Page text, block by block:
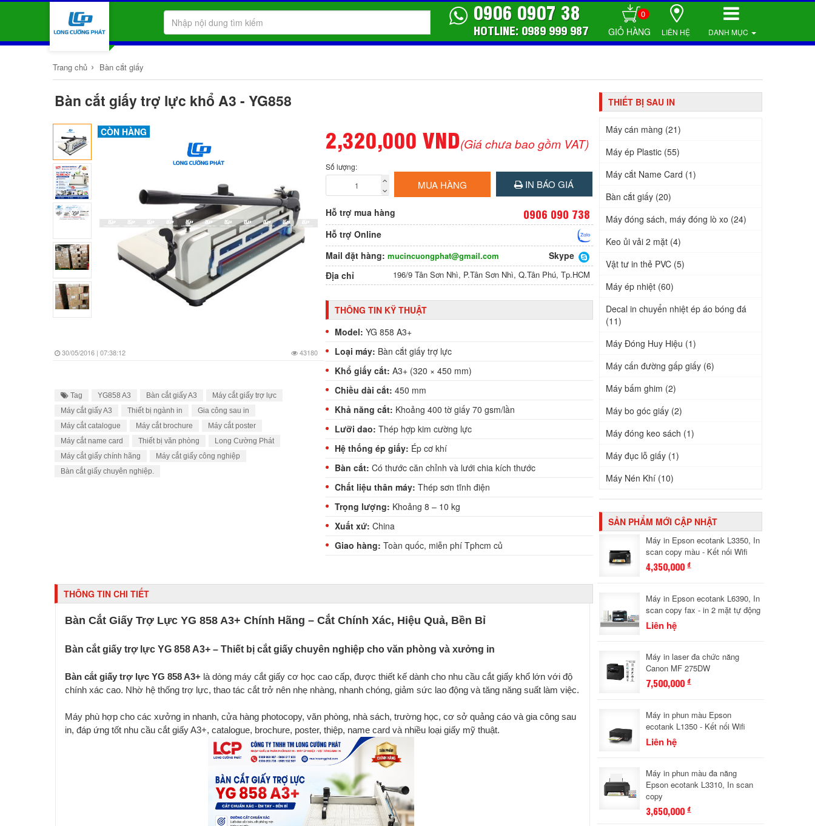
0
DANH MỤC
0906 0907 38
HOTLINE: 0989 999 987 LIÊN HỆ
Trang chủ › Bàn cắt giấy
Bàn cắt giấy trợ lực khổ A3 - YG858
CÒN HÀNG
30/05/2016 | 07:38:12 43180
Tag YG858 A3 Bàn cắt giấy A3
Máy cắt giấy trợ lực
Máy cắt giấy A3
Thiết bị ngành in
Gia công sau in
Máy cắt catalogue
Máy cắt brochure
Máy cắt poster
Máy cắt name card
Thiết bị văn phòng
Long Cường Phát
Máy cắt giấy chính hãng
Máy cắt giấy công nghiệp
Bàn cắt giấy chuyên nghiệp.
2,320,000 VND(Giá chưa bao gồm VAT)
Số lượng:
MUA HÀNG IN BÁO GIÁ
Hỗ trợ mua hàng 0906 090 738
Hỗ trợ Online
Mail đặt hàng: mucincuongphat@gmail.com
Skype
Địa chỉ
196/9 Tân Sơn Nhì, P.Tân Sơn Nhì, Q.Tân Phú, Tp.HCM
THÔNG TIN KỸ THUẬT
Model: YG 858 A3+
Loại máy: Bàn cắt giấy trợ lực
Khổ giấy cắt: A3+ (320 × 450 mm)
Chiều dài cắt: 450 mm
Khả năng cắt: Khoảng 400 tờ giấy 70 gsm/lần
Lưỡi dao: Thép hợp kim cường lực
Hệ thống ép giấy: Ép cơ khí
Bàn cắt: Có thước căn chỉnh và lưới chia kích thước
Chất liệu thân máy: Thép sơn tĩnh điện
Trọng lượng: Khoảng 8 – 10 kg
Xuất xứ: China
Giao hàng: Toàn quốc, miễn phí Tphcm củ
THÔNG TIN CHI TIẾT
Bàn Cắt Giấy Trợ Lực YG 858 A3+ Chính Hãng – Cắt Chính Xác, Hiệu Quả, Bền Bỉ
Bàn cắt giấy trợ lực YG 858 A3+ – Thiết bị cắt giấy chuyên nghiệp cho văn phòng và xưởng in
Bàn cắt giấy trợ lực YG 858 A3+ là dòng máy cắt giấy cơ học cao cấp, được thiết kế dành cho nhu cầu cắt giấy khổ lớn với độ
chính xác cao. Nhờ hệ thống trợ lực, thao tác cắt trở nên nhẹ nhàng, nhanh chóng, giảm sức lao động và tăng năng suất làm việc.
Máy phù hợp cho các xưởng in nhanh, cửa hàng photocopy, văn phòng, nhà sách, trường học, cơ sở quảng cáo và gia công sau
in, đáp ứng tốt nhu cầu cắt giấy A3+, catalogue, brochure, poster, thiệp, name card và nhiều loại giấy mỹ thuật.
THIẾT BỊ SAU IN
Máy cán màng (21)
Máy ép Plastic (55)
Máy cắt Name Card (1)
Bàn cắt giấy (20)
Máy đóng sách, máy đóng lò xo (24)
Keo ủi vải 2 mặt (4)
Vật tư in thẻ PVC (5)
Máy ép nhiệt (60)
Decal in chuyển nhiệt ép áo bóng đá
(11)
Máy Đóng Huy Hiệu (1)
Máy cấn đường gấp giấy (6)
Máy bấm ghim (2)
Máy bo góc giấy (2)
Máy đóng keo sách (1)
Máy đục lỗ giấy (1)
Máy Nén Khí (10)
SẢN PHẨM MỚI CẬP NHẬT
Máy in Epson ecotank L3350, In
scan copy màu - Kết nối Wifi
4,350,000đ
Máy in Epson ecotank L6390, In
scan copy fax - in 2 mặt tự động
Liên hệ
Máy in laser đa chức năng
Canon MF 275DW
7,500,000đ
Máy in phun màu Epson
ecotank L1350 - Kết nối Wifi
Liên hệ
Máy in phun màu đa năng
Epson ecotank L3310, In scan
copy
3,650,000đ